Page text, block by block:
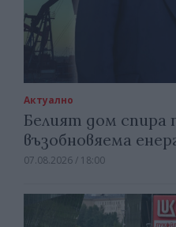
Актуално
Белият дом спира
възобновяема
07.08.2026 / 18:00